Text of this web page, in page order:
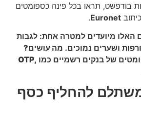
בודפשט, תראו בכל פינה כספומטים
Euronet
.
האלו מיועדים למטרה אחת: לגבות
ושערים נמוכים. מה עושים?
של בנקים רשמיים כמו OTP,
משתלם להחליף כסף